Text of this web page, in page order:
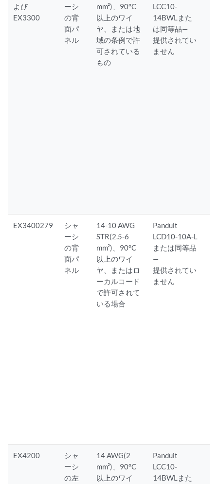
よび
EX3300
ーシ
の背
面パ
ネル
mm²)、90°C
以上のワイ
ヤ、または地
域の条例で許
可されている
もの
LCC10-
14BWLまた
は同等品—
提供されてい
ません
EX3400279
シャ
ーシ
の背
面パ
ネル
14-10 AWG
STR(2.5-6
mm²)、90°C
以上のワイ
ヤ、またはロ
ーカルコード
で許可されて
いる場合
Panduit
LCD10-10A-L
または同等品
—
提供されてい
ません
EX4200
シャ
ーシ
の左
14 AWG(2
mm²)、90°C
以上のワイ
Panduit
LCC10-
14BWLまた